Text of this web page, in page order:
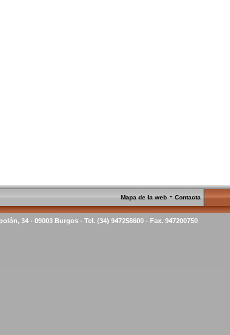
Mapa de la web -Contacta
34 - 09003 Burgos - Tel. (34) 947258600 - Fax. 947200750